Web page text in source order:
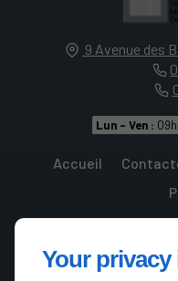
Your
9 Avenue des
Lun - Ven :
Accueil